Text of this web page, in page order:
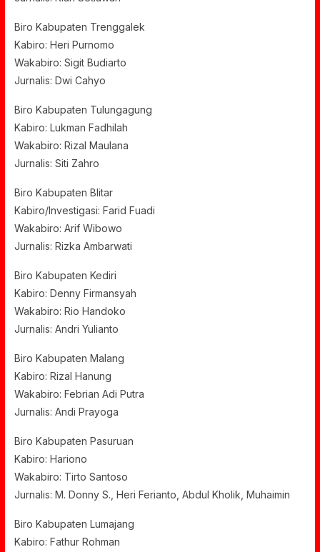
Biro Kabupaten Trenggalek
Kabiro: Heri Purnomo
Wakabiro: Sigit Budiarto
Jurnalis: Dwi Cahyo
Biro Kabupaten Tulungagung
Kabiro: Lukman Fadhilah
Wakabiro: Rizal Maulana
Jurnalis: Siti Zahro
Biro Kabupaten Blitar
Kabiro/Investigasi: Farid Fuadi
Wakabiro: Arif Wibowo
Jurnalis: Rizka Ambarwati
Biro Kabupaten Kediri
Kabiro: Denny Firmansyah
Wakabiro: Rio Handoko
Jurnalis: Andri Yulianto
Biro Kabupaten Malang
Kabiro: Rizal Hanung
Wakabiro: Febrian Adi Putra
Jurnalis: Andi Prayoga
Biro Kabupaten Pasuruan
Kabiro: Hariono
Wakabiro: Tirto Santoso
Jurnalis: M. Donny S., Heri Ferianto, Abdul Kholik, Muhaimin
Biro Kabupaten Lumajang
Kabiro: Fathur Rohman